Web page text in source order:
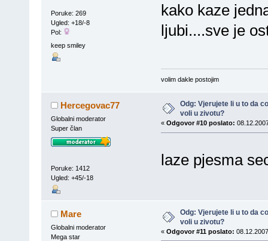
Poruke: 269
Ugled: +18/-8
Pol:
keep smiley
kako kaze
ljubi....sve je
volim dakle postojim
Hercegovac77
Globalni moderator
Super član
Poruke: 1412
Ugled: +45/-18
Odg: Vjerujete li u to da
voli u zivotu?
« Odgovor #10 poslato:
laze pjesma
Mare
Globalni moderator
Mega star
Odg: Vjerujete li u to da
voli u zivotu?
« Odgovor #11 poslato: